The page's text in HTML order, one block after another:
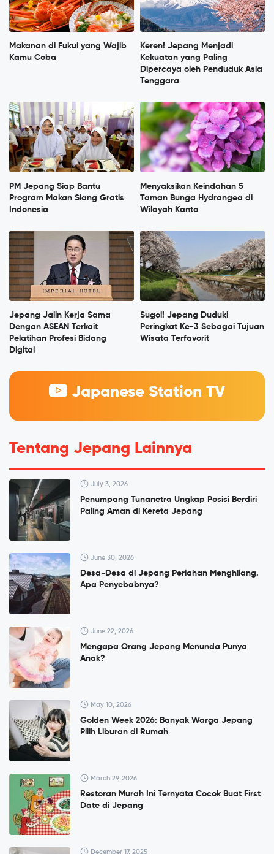
Makanan di Fukui yang Wajib
Kamu Coba
Keren! Jepang Menjadi
Kekuatan yang Paling
Dipercaya oleh Penduduk Asia
Tenggara
PM Jepang Siap Bantu
Program Makan Siang Gratis
Indonesia
Menyaksikan Keindahan 5
Taman Bunga Hydrangea di
Wilayah Kanto
Jepang Jalin Kerja Sama
Dengan ASEAN Terkait
Pelatihan Profesi Bidang
Digital
Sugoi! Jepang Duduki
Peringkat Ke-3 Sebagai Tujuan
Wisata Terfavorit
Japanese Station TV
Tentang Jepang Lainnya
July 3, 2026
Penumpang Tunanetra Ungkap Posisi Berdiri
Paling Aman di Kereta Jepang
June 30, 2026
Desa-Desa di Jepang Perlahan Menghilang.
Apa Penyebabnya?
June 22, 2026
Mengapa Orang Jepang Menunda Punya
Anak?
May 10, 2026
Golden Week 2026: Banyak Warga Jepang
Pilih Liburan di Rumah
March 29, 2026
Restoran Murah Ini Ternyata Cocok Buat First
Date di Jepang
December 17, 2025